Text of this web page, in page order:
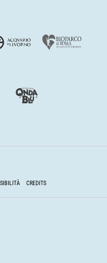
CREDITS